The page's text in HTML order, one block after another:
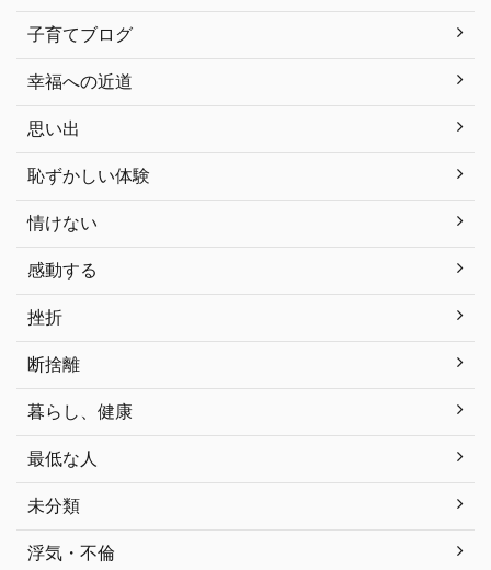
子育てブログ
幸福への近道
思い出
恥ずかしい体験
情けない
感動する
挫折
断捨離
暮らし、健康
最低な人
未分類
浮気・不倫